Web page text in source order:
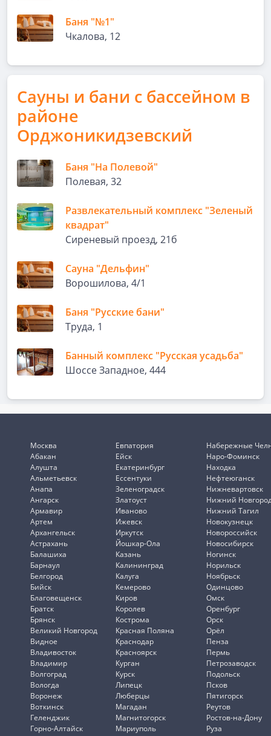
Баня "№1"
Чкалова, 12
Сауны и бани с бассейном в
районе
Орджоникидзевский
Баня "На Полевой"
Полевая, 32
Развлекательный комплекс "Зеленый
квадрат"
Сиреневый проезд, 21б
Сауна "Дельфин"
Ворошилова, 4/1
Баня "Русские бани"
Труда, 1
Банный комплекс "Русская усадьба"
Шоссе Западное, 444
Москва
Абакан
Алушта
Альметьевск
Анапа
Ангарск
Армавир
Артем
Архангельск
Астрахань
Балашиха
Барнаул
Белгород
Бийск
Благовещенск
Братск
Брянск
Великий Новгород
Видное
Владивосток
Владимир
Волгоград
Вологда
Воронеж
Воткинск
Геленджик
Горно-Алтайск
Евпатория
Ейск
Екатеринбург
Ессентуки
Зеленоградск
Златоуст
Иваново
Ижевск
Иркутск
Йошкар-Ола
Казань
Калининград
Калуга
Кемерово
Киров
Королев
Кострома
Красная Поляна
Краснодар
Красноярск
Курган
Курск
Липецк
Люберцы
Магадан
Магнитогорск
Мариуполь
Набережные
Наро-Фоминск
Находка
Нефтеюганск
Нижневартовск
Нижний
Нижний Тагил
Новокузнецк
Новороссийск
Новосибирск
Ногинск
Норильск
Ноябрьск
Одинцово
Омск
Оренбург
Орск
Орёл
Пенза
Пермь
Петрозаводск
Подольск
Псков
Пятигорск
Реутов
Ростов-на-Дону
Руза